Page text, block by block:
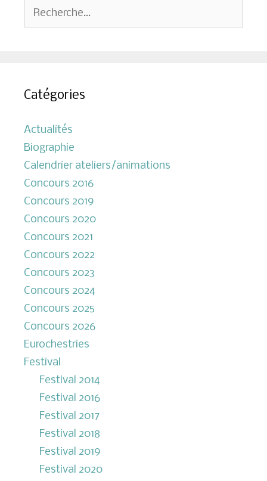
Rechercher :
Catégories
Actualités
Biographie
Calendrier ateliers/animations
Concours 2016
Concours 2019
Concours 2020
Concours 2021
Concours 2022
Concours 2023
Concours 2024
Concours 2025
Concours 2026
Eurochestries
Festival
Festival 2014
Festival 2016
Festival 2017
Festival 2018
Festival 2019
Festival 2020